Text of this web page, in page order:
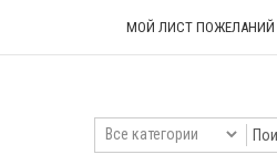
МОЙ ЛИСТ ПОЖЕЛАНИЙ